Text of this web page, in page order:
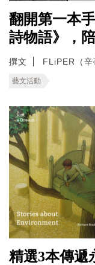
翻開第一本
詩物語》，
撰文 FLiPER（辛
藝文活動
精選3本傳遞